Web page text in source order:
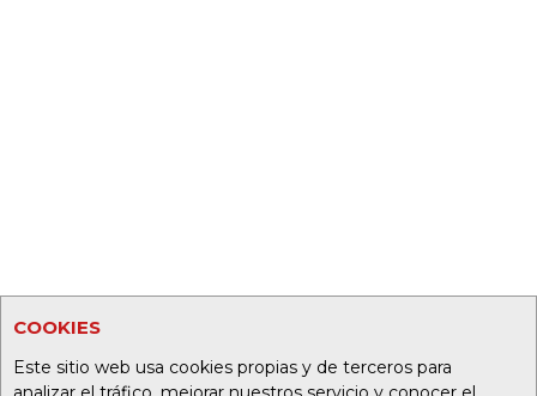
COOKIES
Este sitio web usa cookies propias y de terceros para